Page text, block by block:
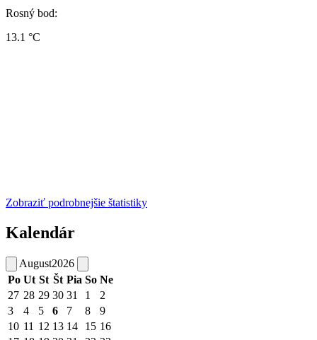
Rosný bod:
13.1 °C
Zobraziť podrobnejšie štatistiky
Kalendár
August2026
Po Ut St Št Pia So Ne
27 28 29 30 31 1
2
3
4 5 6 7 8
9
10 11 12 13 14 15 16